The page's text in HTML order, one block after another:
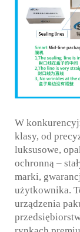
Skontaktuj
W
klasy, od
luksusowe,
ochronną –
marki,
użytkownika.
urządzenia